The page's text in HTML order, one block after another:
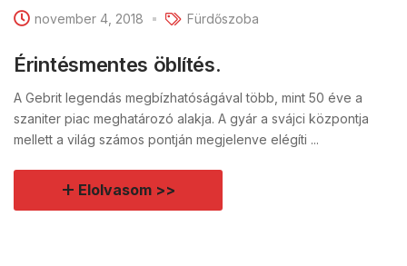
november 4, 2018 Fürdőszoba
Érintésmentes öblítés.
A Gebrit legendás megbízhatóságával több, mint 50 éve a
szaniter piac meghatározó alakja. A gyár a svájci központja
mellett a világ számos pontján megjelenve elégíti ...
Elolvasom >>